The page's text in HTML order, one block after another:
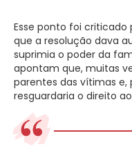
Esse ponto foi
que a resolução dava
suprimia o poder da
apontam que, muitas
parentes das vítimas e,
resguardaria o direito